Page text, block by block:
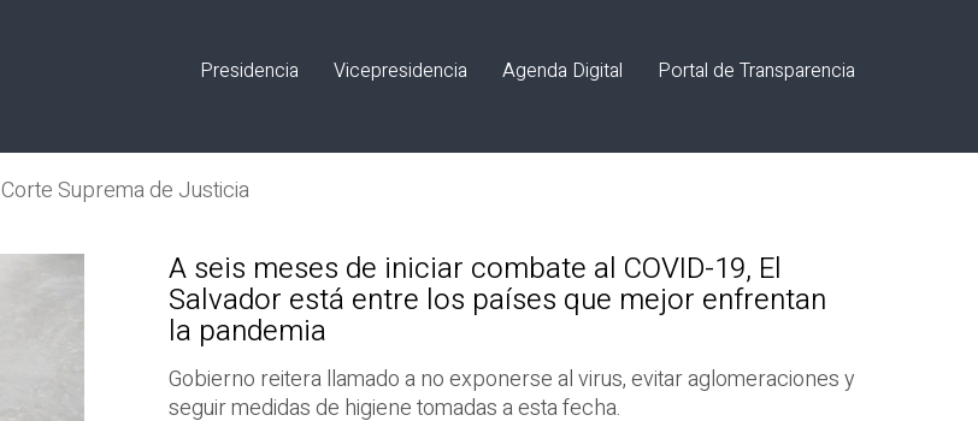
Presidencia Vicepresidencia Agenda Digital Portal de Transparencia
Corte Suprema de Justicia
A seis meses de iniciar combate al COVID-19, El
Salvador está entre los países que mejor enfrentan
la pandemia
Gobierno reitera llamado a no exponerse al virus, evitar aglomeraciones y
seguir medidas de higiene tomadas a esta fecha.